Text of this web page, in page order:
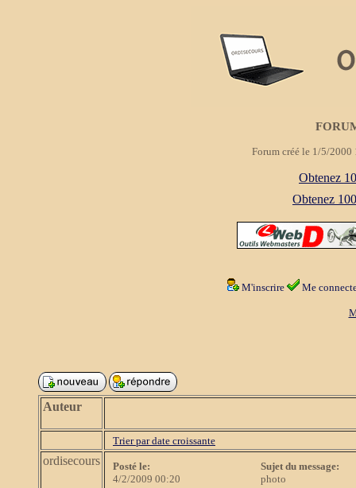
Forum créé le 1/5/
Obtenez
Obtenez
M'inscrire Me
Auteur
Trier par date croissante
ordisecours
Posté le:
4/2/2009 00:20
Sujet du message:
photo